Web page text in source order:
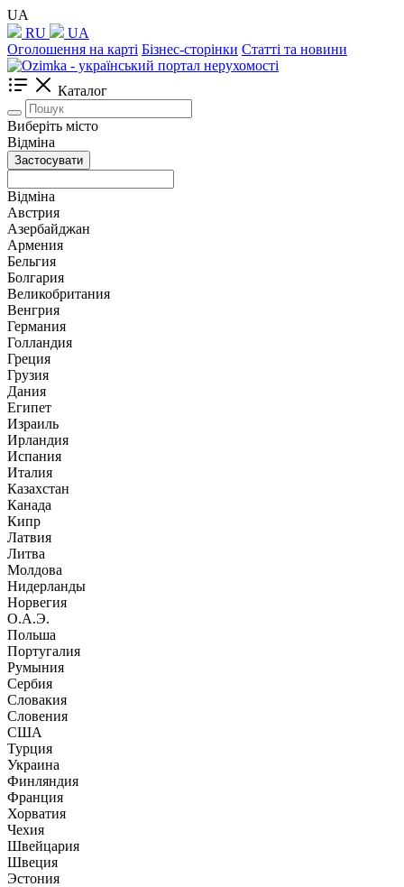
UA
RU
UA
Оголошення на карті Бізнес-сторінки Статті та новини
Каталог
Виберіть місто
Відміна
Застосувати
Відміна
Австрия
Азербайджан
Армения
Бельгия
Болгария
Великобритания
Венгрия
Германия
Голландия
Греция
Грузия
Дания
Египет
Израиль
Ирландия
Испания
Италия
Казахстан
Канада
Кипр
Латвия
Литва
Молдова
Нидерланды
Норвегия
О.А.Э.
Польша
Португалия
Румыния
Сербия
Словакия
Словения
США
Турция
Украина
Финляндия
Франция
Хорватия
Чехия
Швейцария
Швеция
Эстония